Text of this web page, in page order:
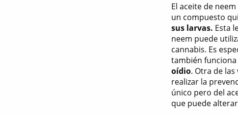
El aceite de
un compuesto
sus larvas. Esta
neem puede
cannabis. Es
también
oídio. Otra de
realizar la
único pero del
que puede